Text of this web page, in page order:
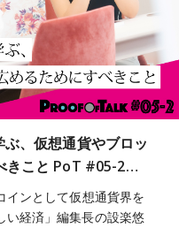
、仮想通貨やブロッ
きこと PoT #05-2…
インとして仮想通貨界を
い経済」編集長の設楽悠